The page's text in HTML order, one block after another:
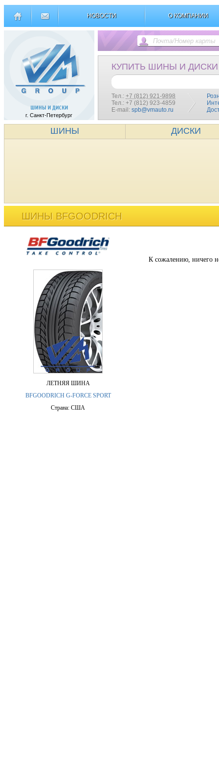
НОВОСТИ О КОМПАНИИ
г. Санкт-Петербург
КУПИТЬ ШИНЫ И ДИСКИ
Тел.: +7 (812) 921-9898
Тел.: +7 (812) 923-4859
E-mail: spb@vmauto.ru
ШИНЫ ДИСКИ
ШИНЫ BFGOODRICH
ЛЕТНЯЯ ШИНА
BFGOODRICH G-FORCE SPORT
Страна: США
К сожалению, ничего